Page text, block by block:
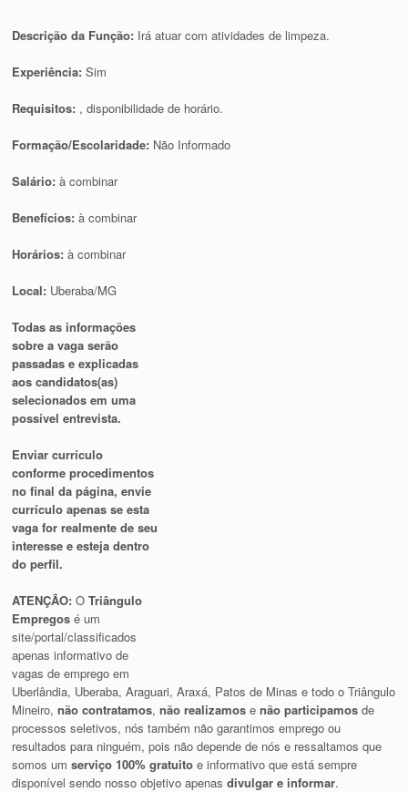
Descrição da Função: Irá atuar com atividades de limpeza.
Experiência:Sim
Requisitos: , disponibilidade de horário.
Formação/Escolaridade: Não Informado
Salário:à combinar
Benefícios:à combinar
Horários:à combinar
Local: Uberaba/MG
Todas as informações
sobre a vaga serão
passadas e explicadas
aos candidatos(as)
selecionados em uma
possível entrevista.
Enviar currículo
conforme procedimentos
no final da página, envie
currículo apenas se esta
vaga for realmente de seu
interesse e esteja dentro
do perfil.
ATENÇÃO: OTriângulo
Empregos é um
site/portal/classificados
apenas informativo de
vagas de emprego em
Uberlândia, Uberaba, Araguari, Araxá, Patos de Minas e todo o Triângulo
Mineiro,não contratamos,não realizamos enão participamos de
processos seletivos, nós também não garantimos emprego ou
resultados para ninguém, pois não depende de nós e ressaltamos que
somos umserviço 100% gratuito e informativo que está sempre
disponível sendo nosso objetivo apenasdivulgar e informar.